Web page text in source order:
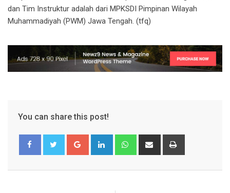
dan Tim Instruktur adalah dari MPKSDI Pimpinan Wilayah
Muhammadiyah (PWM) Jawa Tengah. (tfq)
You can share this post!
Google+ LinkedIn WhatsappShare